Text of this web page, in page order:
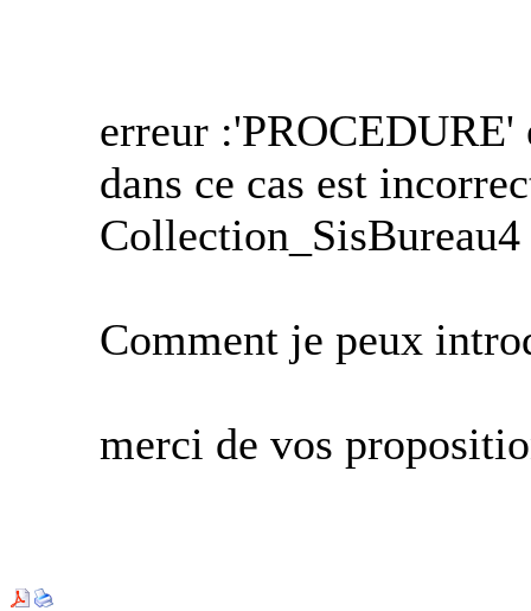
erreur
dans ce cas est
Collection_SisBureau4
Comment je peux
merci de vos